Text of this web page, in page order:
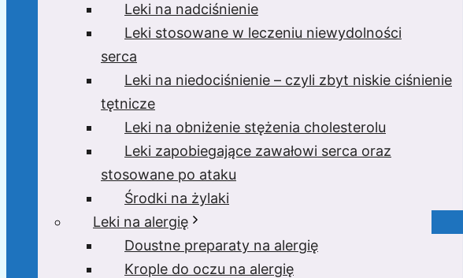
Leki na nadciśnienie
Leki stosowane w leczeniu niewydolności
serca
Leki na niedociśnienie – czyli zbyt niskie ciśnienie
tętnicze
Leki na obniżenie stężenia cholesterolu
Leki zapobiegające zawałowi serca oraz
stosowane po ataku
Środki na żylaki
Leki na alergię
Doustne preparaty na alergię
Krople do oczu na alergię